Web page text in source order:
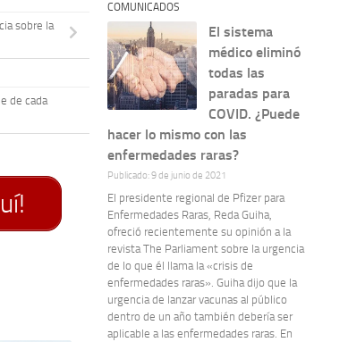
sobre la
de cada
COMUNICADOS
El sistema
médico eliminó
todas las
paradas para
COVID. ¿Puede
hacer lo mismo con las
enfermedades raras?
Publicado: 9 de junio de 2021
El presidente regional de Pfizer para
Enfermedades Raras, Reda Guiha,
ofreció recientemente su opinión a la
revista The Parliament sobre la urgencia
de lo que él llama la «crisis de
enfermedades raras». Guiha dijo que la
urgencia de lanzar vacunas al público
dentro de un año también debería ser
aplicable a las enfermedades raras. En